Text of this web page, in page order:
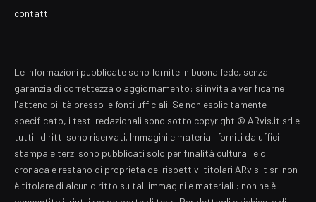
contatti
Le informazioni pubblicate sono fornite in buona fede, senza
garanzia di correttezza o aggiornamento: si invita a verificarne
l'attendibilità presso le fonti ufficiali. Se non esplicitamente
specificato, i testi redazionali sono sotto copyright © ARvis.it srl e
tutti i diritti sono riservati. Immagini e materiali forniti da uffici
stampa e terzi sono pubblicati solo per finalità culturali e di
cronaca e restano di proprietà dei rispettivi titolari ARvis.it srl non
è titolare di alcun diritto su tali immagini e materiali : non ne è